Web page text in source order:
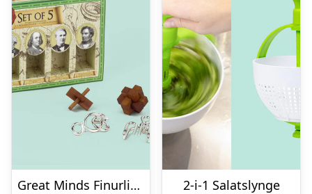
Great Minds Finurlige Puslespil – Videnskabsmænd
2-i-1 Salatslynge